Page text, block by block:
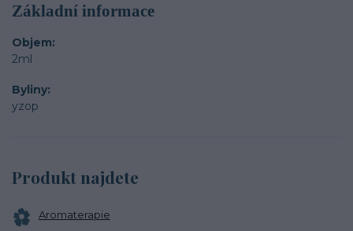
Základní informace
Objem
2ml
Byliny
yzop
Produkt najdete
Aromaterapie